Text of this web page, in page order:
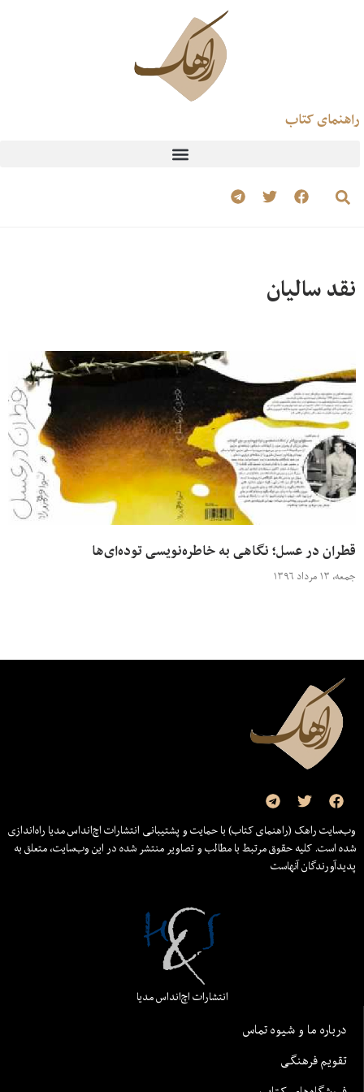
راهنمای کتاب
نقد سالیان
قطران در عسل؛ نگاهی به خاطره‌نویسی توده‌ای‌ها
جمعه، ۱۳ مرداد ۱۳۹۶
وب‌سایت راهک (راهنمای کتاب) با حمایت و پشتیبانی انتشارات اچ‌اند‌اس مدیا راه‌اندازی
شده است. کلیه حقوق مرتبط با مطالب و تصاویر منتشر شده در این وب‌سایت، متعلق به
پدیدآورندگان آنهاست
انتشارات اچ‌اند‌اس مدیا
درباره ما و شیوه تماس
تقویم فرهنگی